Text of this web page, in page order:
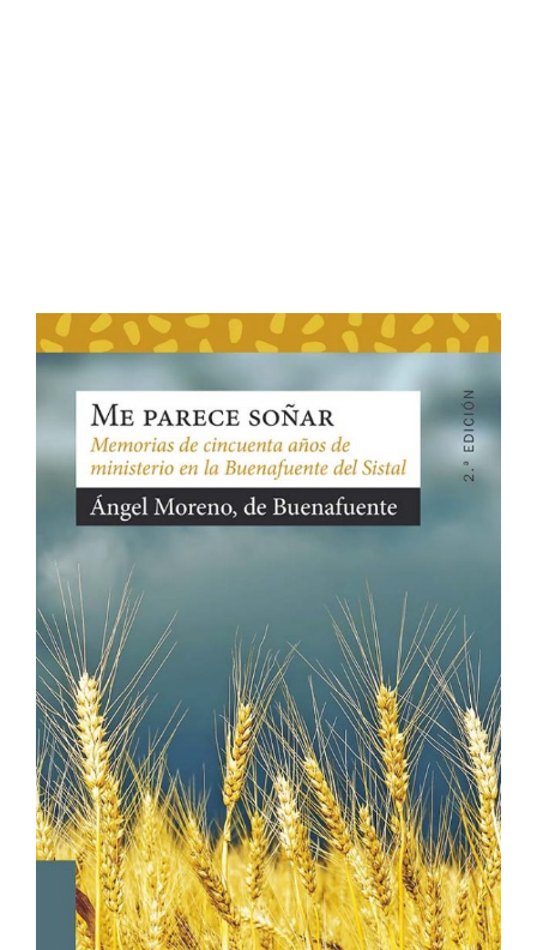
Ver Más
Me
encanta